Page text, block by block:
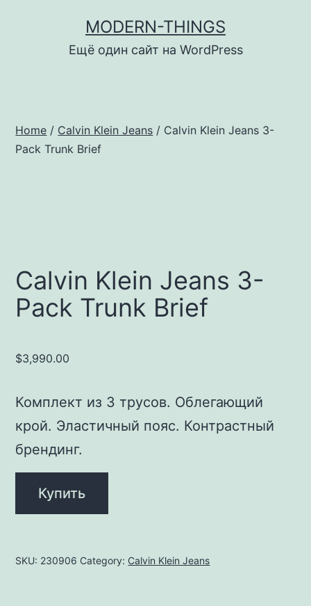
содержимому
MODERN-THINGS
Ещё один сайт на WordPress
Home / Calvin Klein Jeans / Calvin Klein Jeans 3-
Pack Trunk Brief
Calvin Klein Jeans 3-
Pack Trunk Brief
$3,990.00
Комплект из 3 трусов. Облегающий
крой. Эластичный пояс. Контрастный
брендинг.
Купить
SKU: 230906 Category: Calvin Klein Jeans